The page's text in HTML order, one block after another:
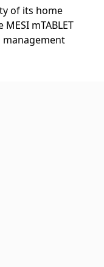
of its home
mTABLET
management